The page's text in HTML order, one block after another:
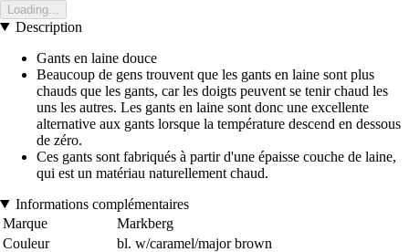
Loading...
Description
Gants en laine douce
Beaucoup de gens trouvent que les gants en laine sont plus
chauds que les gants, car les doigts peuvent se tenir chaud les
uns les autres. Les gants en laine sont donc une excellente
alternative aux gants lorsque la température descend en dessous
de zéro.
Ces gants sont fabriqués à partir d'une épaisse couche de laine,
qui est un matériau naturellement chaud.
Informations complémentaires
Marque
Markberg
Couleur
bl. w/caramel/major brown